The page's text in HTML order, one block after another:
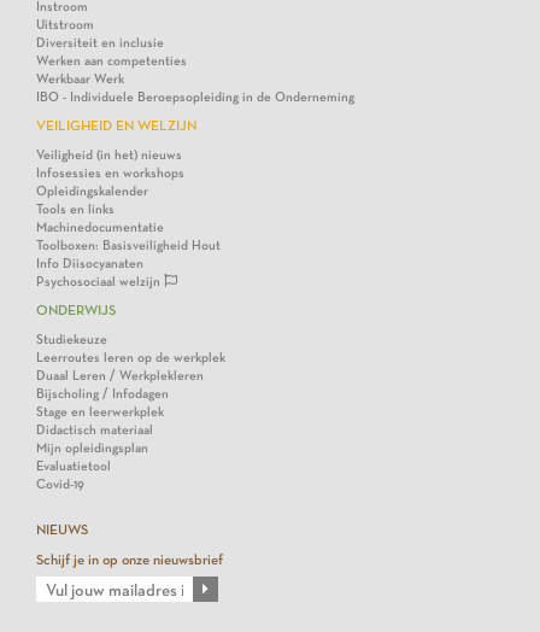
Instroom
Uitstroom
Diversiteit en inclusie
Werken aan competenties
Werkbaar Werk
IBO - Individuele Beroepsopleiding in de Onderneming
VEILIGHEID EN WELZIJN
Veiligheid (in het) nieuws
Infosessies en workshops
Opleidingskalender
Tools en links
Machinedocumentatie
Toolboxen: Basisveiligheid Hout
Info Diisocyanaten
Psychosociaal welzijn
ONDERWIJS
Studiekeuze
Leerroutes leren op de werkplek
Duaal Leren / Werkplekleren
Bijscholing / Infodagen
Stage en leerwerkplek
Didactisch materiaal
Mijn opleidingsplan
Evaluatietool
Covid-19
NIEUWS
Schijf je in op onze nieuwsbrief